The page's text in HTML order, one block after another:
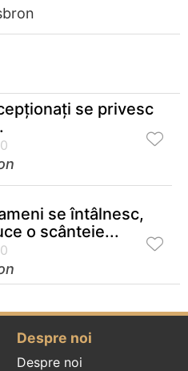
se privesc
se întâlnesc,
o scânteie...
Despre noi
Despre noi